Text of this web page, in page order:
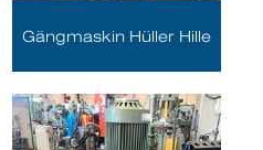
Gängmaskin Hüller Hille